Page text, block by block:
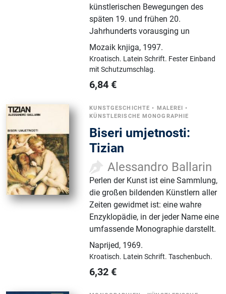
künstlerischen Bewegungen des
späten 19. und frühen 20.
Jahrhunderts vorausging un
Mozaik knjiga, 1997.
Kroatisch. Latein Schrift. Fester Einband
mit Schutzumschlag.
6,84 €
KUNSTGESCHICHTE • MALEREI •
KÜNSTLERISCHE MONOGRAPHIE
Biseri umjetnosti:
Tizian
Alessandro Ballarin
Perlen der Kunst ist eine Sammlung,
die großen bildenden Künstlern aller
Zeiten gewidmet ist: eine wahre
Enzyklopädie, in der jeder Name eine
umfassende Monographie darstellt.
Naprijed, 1969.
Kroatisch. Latein Schrift.Taschenbuch.
6,32 €